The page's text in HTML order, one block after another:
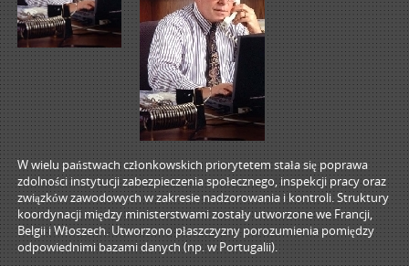
W wielu państwach członkowskich priorytetem stała się poprawa
zdolności instytucji zabezpieczenia społecznego, inspekcji pracy oraz
związków zawodowych w zakresie nadzorowania i kontroli. Struktury
koordynacji między ministerstwami zostały utworzone we Francji,
Belgii i Włoszech. Utworzono płaszczyzny porozumienia pomiędzy
odpowiednimi bazami danych (np. w Portugalii).